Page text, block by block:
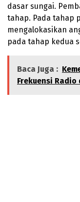
dasar sungai.
tahap. Pada tahap
mengalokasikan
pada tahap kedua
Baca Juga :
Frekuensi Radio